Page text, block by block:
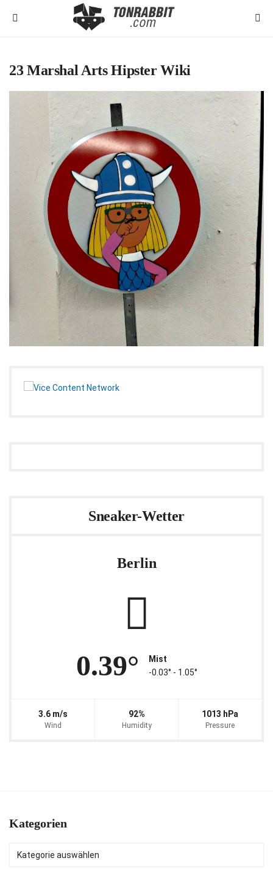
23 Marshal Arts Hipster Wiki
Sneaker-Wetter
Berlin
0.39°
Mist
-0.03° ‐ 1.05°
3.6 m/s
Wind
92%
Humidity
1013 hPa
Pressure
Kategorien
Kategorien